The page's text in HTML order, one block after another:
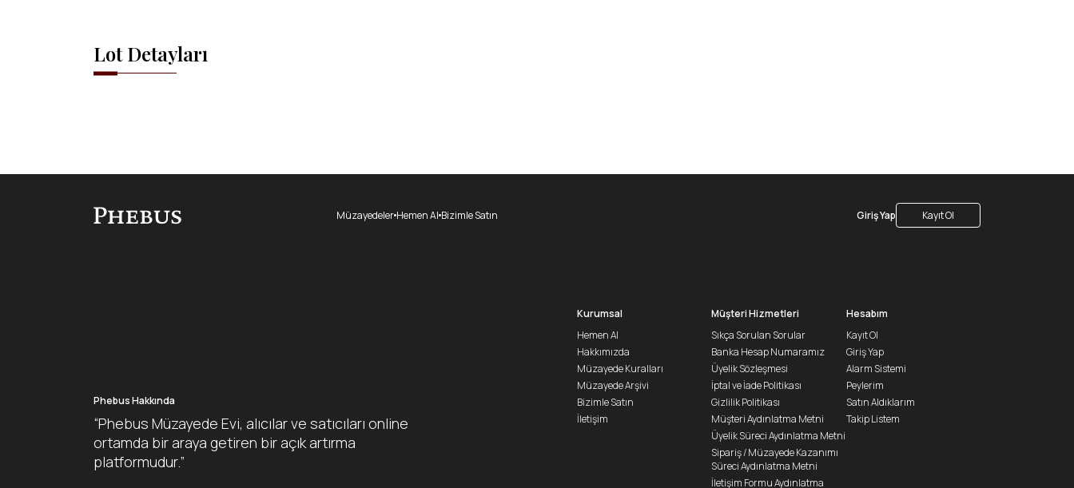
Lot Detayları
MüzayedelerHemen Al Bizimle Satın Giriş Yap Kayıt Ol
Phebus Hakkında
“Phebus Müzayede Evi, alıcılar ve satıcıları online
ortamda bir araya getiren bir açık artırma
platformudur.”
Kurumsal
Hemen Al
Hakkımızda
Müzayede Kuralları
Müzayede Arşivi
Bizimle Satın
İletişim
Müşteri Hizmetleri
Sıkça Sorulan Sorular
Banka Hesap Numaramız
Üyelik Sözleşmesi
İptal ve İade Politikası
Gizlilik Politikası
Müşteri Aydınlatma Metni
Üyelik Süreci Aydınlatma Metni
Sipariş / Müzayede Kazanımı
Süreci Aydınlatma Metni
İletişim Formu Aydınlatma
Hesabım
Kayıt Ol
Giriş Yap
Alarm Sistemi
Peylerim
Satın Aldıklarım
Takip Listem